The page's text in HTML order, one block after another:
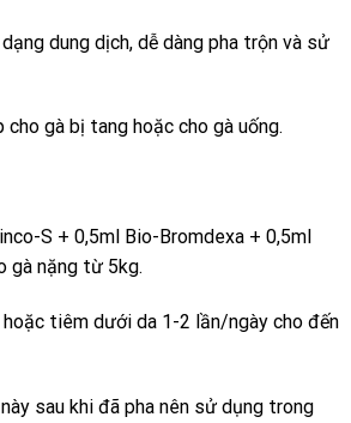
dung dịch, dễ dàng pha trộn và sử
gà bị tang hoặc cho gà uống.
S + 0,5ml Bio-Bromdexa + 0,5ml
gà nặng từ 5kg.
tiêm dưới da 1-2 lần/ngày cho đến
sau khi đã pha nên sử dụng trong